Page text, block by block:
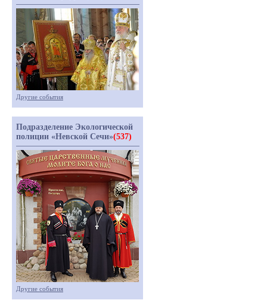
Другие события
Подразделение Экологической
полиции «Невской Сечи»(537)
Другие события